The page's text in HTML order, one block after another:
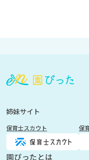
登
く
姉妹サイト
保育士スカウト 保
園ぴったとは